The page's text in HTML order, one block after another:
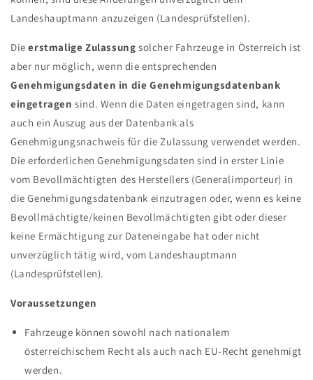
Landeshauptmann anzuzeigen (Landesprüfstellen).
Dieerstmalige Zulassung solcher Fahrzeuge in Österreich ist
aber nur möglich, wenn die entsprechenden
Genehmigungsdaten in die Genehmigungsdatenbank
eingetragen sind. Wenn die Daten eingetragen sind, kann
auch ein Auszug aus der Datenbank als
Genehmigungsnachweis für die Zulassung verwendet werden.
Die erforderlichen Genehmigungsdaten sind in erster Linie
vom Bevollmächtigten des Herstellers (Generalimporteur) in
die Genehmigungsdatenbank einzutragen oder, wenn es keine
Bevollmächtigte/keinen Bevollmächtigten gibt oder dieser
keine Ermächtigung zur Dateneingabe hat oder nicht
unverzüglich tätig wird, vom Landeshauptmann
(Landesprüfstellen).
Voraussetzungen
Fahrzeuge können sowohl nach nationalem
österreichischem Recht als auch nach EU-Recht genehmigt
werden.